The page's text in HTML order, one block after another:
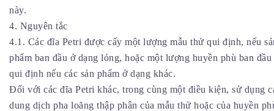
này.
4. Nguyên tắc
4.1. Các đĩa Petri được cấy một lượng mẫu thử qui định, nếu
phẩm ban đầu ở dạng lỏng, hoặc một lượng huyền phù ban đầu
qui định nếu các sản phẩm ở dạng khác.
Đối với các đĩa Petri khác, trong cùng một điều kiện, sử dụng
dung dịch pha loãng thập phân của mẫu thử hoặc của huyền